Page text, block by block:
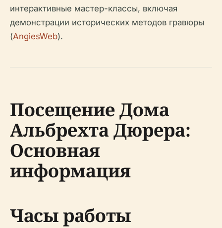
интерактивные мастер-классы, включая
демонстрации исторических методов гравюры
(AngiesWeb).
Посещение Дома
Альбрехта Дюрера:
Основная
информация
Часы работы